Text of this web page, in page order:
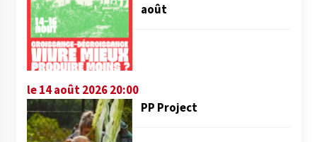
août
le 14 août 2026 20:00
PP Project